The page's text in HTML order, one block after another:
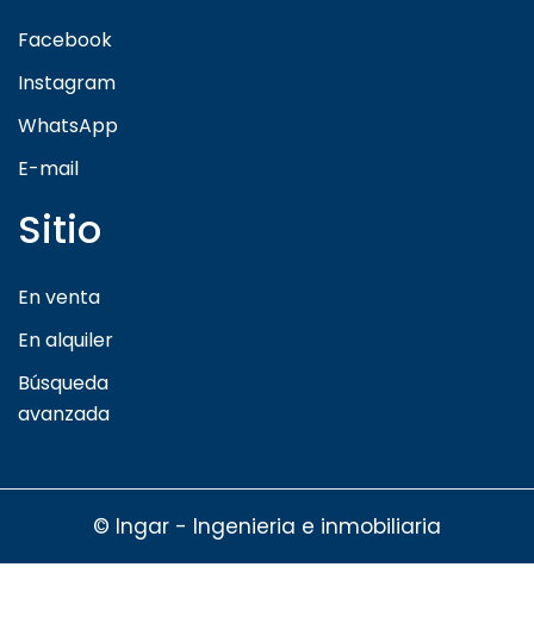
Facebook
Instagram
WhatsApp
E-mail
Sitio
En venta
En alquiler
Búsqueda
avanzada
© Ingar - Ingenieria e inmobiliaria